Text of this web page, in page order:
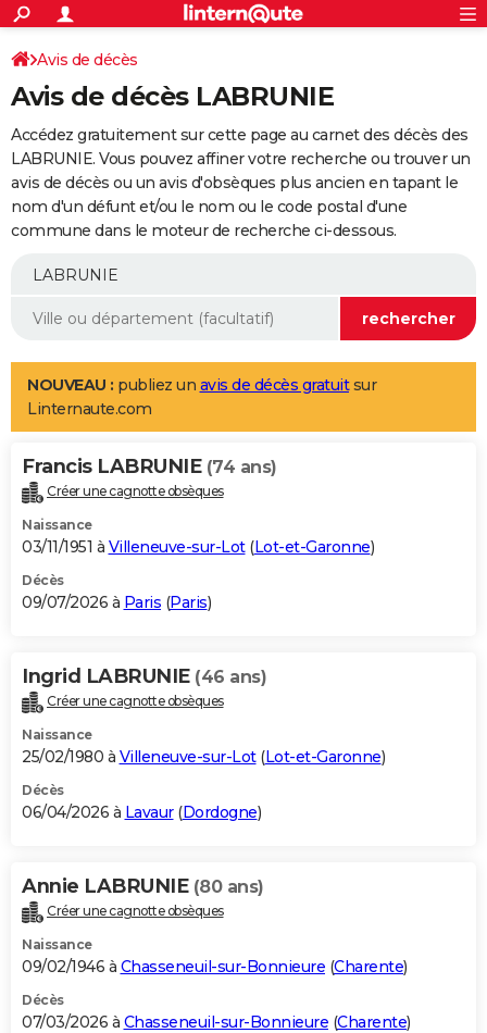
ACTUALITÉS
Politique
Société
Faits Divers
Education
Monde
Villes
+
SPORT
Coupe du monde 2026
Football
Tennis
Cyclisme
Rugby
Forum
Programme TV
TNTStreaming
Cinéma
Sorties cinéma
Musique
+
FINANCE
Retraite
Epargne
Immobilier
Risques naturels par ville
Banque
Assurance
AUTO
Essais
Réserver un essai
Citadines
Berlines
SUV
Forum auto
+
Mobiles
Meilleur smartphone
Internet
Ordinateurs
Jeux vidéo
Guide high-tech
Aménagement intérieur
LIFESTYLE
Art de vivre
Bien-être
Loisirs
Mode
Modes de vie
Alimentation
Guide de la santé
Maladies
Médicaments
Sommeil
VOYAGE
Destinations
City break
Voyage nature
Voyage de noces
Forum
Climat
+PHOTO
GUIDES D'ACHAT
BONS PLANS
Carte de Noël
Carte Bonne année
Carte Saint-Valentin
Carte Pâques
Carte d'anniversaire
DICTIONNAIRE
Dictionnaire
Biographies
Citations
Expressions
Proverbes
PROGRAMME TV
S'inscrire
Se connecter
Lycées
Collèges
Primaires
Universités
Entreprises
Service militaire
Avis de recherche
AVIS DE DÉCÈS
Bricolage
Lifestyle
Culture
Sport
Auto
Television
Voyage
Cinema
Avis de décès
Avis de décès LABRUNIE
Accédez gratuitement sur cette page au carnet des décès des
LABRUNIE. Vous pouvez affiner votre recherche ou trouver un
avis de décès ou un avis d'obsèques plus ancien en tapant le
nom d'un défunt et/ou le nom ou le code postal d'une
commune dans le moteur de recherche ci-dessous.
NOUVEAU : publiez un avis de décès gratuitsur
Linternaute.com
Francis LABRUNIE (74 ans)
Créer une cagnotte obsèques
Naissance
03/11/1951 à Villeneuve-sur-Lot(Lot-et-Garonne)
Décès
09/07/2026 à Paris (Paris)
Ingrid LABRUNIE (46 ans)
Créer une cagnotte obsèques
Naissance
25/02/1980 à Villeneuve-sur-Lot(Lot-et-Garonne)
Décès
06/04/2026 à Lavaur(Dordogne)
Annie LABRUNIE (80 ans)
Créer une cagnotte obsèques
Naissance
09/02/1946 à Chasseneuil-sur-Bonnieure (Charente)
Décès
07/03/2026 à Chasseneuil-sur-Bonnieure (Charente)